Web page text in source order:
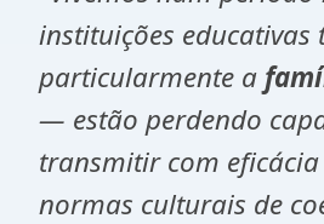
instituições
particularmente a
— estão perdendo
transmitir com
normas culturais de